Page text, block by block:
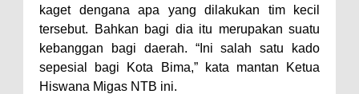
Diamankan Bersama 23 Poket
Sabu Siap Edar
SIGAPUAN dan Ikhtiar Kota Bima
Menjemput Korban Kekerasan
kaget dengana apa yang dilakukan tim kecil
tersebut. Bahkan bagi dia itu merupakan suatu
kebanggan bagi daerah. “Ini salah satu kado
sepesial bagi Kota Bima,” kata mantan Ketua
Hiswana Migas NTB ini.